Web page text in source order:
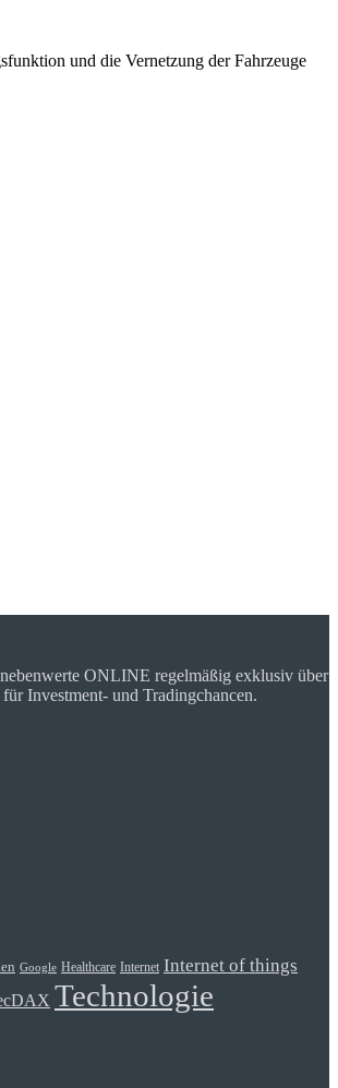
und die Vernetzung der Fahrzeuge
ONLINE regelmäßig exklusiv über
Investment- und Tradingchancen.
Google Healthcare Internet Internet of things
Technologie